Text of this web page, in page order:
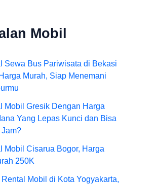
Mobil
Sewa Bus Pariwisata di Bekasi
Murah, Siap Menemani
Mobil Gresik Dengan Harga
Yang Lepas Kunci dan Bisa
Mobil Cisarua Bogor, Harga
250K
Mobil di Kota Yogyakarta,